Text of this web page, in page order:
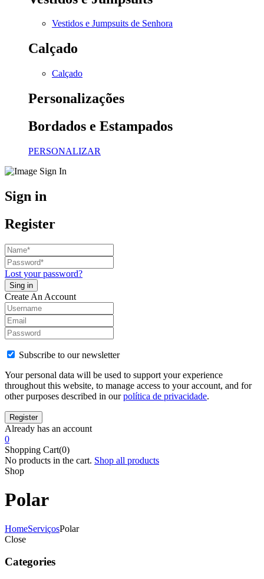
Vestidos e Jumpsuits de Senhora
Calçado
Calçado
Personalizações
Bordados e Estampados
PERSONALIZAR
Sign in
Register
Lost your password?
Create An Account
Subscribe to our newsletter
Your personal data will be used to support your experience
throughout this website, to manage access to your account, and for
other purposes described in ourpolítica de privacidade.
Already has an account
0
Shopping Cart(0)
No products in the cart. Shop all products
Shop
Polar
HomeServiçosPolar
Close
Categories